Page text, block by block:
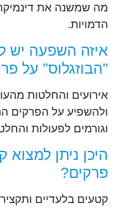
מה שמשנה את
הדמויות.
איזה השפעה יש
"הבוזגלוס" על פרק 10 של עונה
אירועים והחלטות
ולהשפיע על הפרקים
וגורמים לפעולות
היכן ניתן למצוא
פרקים?
קטעים בלעדיים